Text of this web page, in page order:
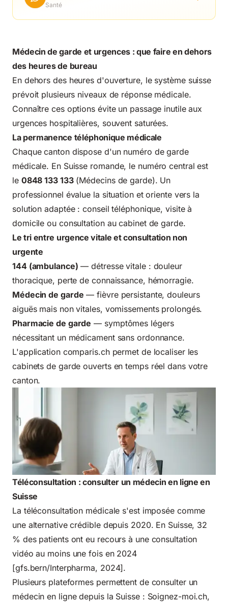
Santé
Médecin de garde et urgences : que faire en dehors
des heures de bureau
En dehors des heures d'ouverture, le système suisse
prévoit plusieurs niveaux de réponse médicale.
Connaître ces options évite un passage inutile aux
urgences hospitalières, souvent saturées.
La permanence téléphonique médicale
Chaque canton dispose d'un numéro de garde
médicale. En Suisse romande, le numéro central est
le 0848 133 133(Médecins de garde). Un
professionnel évalue la situation et oriente vers la
solution adaptée : conseil téléphonique, visite à
domicile ou consultation au cabinet de garde.
Le tri entre urgence vitale et consultation non
urgente
144 (ambulance) — détresse vitale : douleur
thoracique, perte de connaissance, hémorragie.
Médecin de garde — fièvre persistante, douleurs
aiguës mais non vitales, vomissements prolongés.
Pharmacie de garde — symptômes légers
nécessitant un médicament sans ordonnance.
L'application comparis.chpermet de localiser les
cabinets de garde ouverts en temps réel dans votre
canton.
Téléconsultation : consulter un médecin en ligne en
Suisse
La téléconsultation médicale s'est imposée comme
une alternative crédible depuis 2020. En Suisse, 32
% des patients ont eu recours à une consultation
vidéo au moins une fois en 2024
[gfs.bern/Interpharma, 2024].
Plusieurs plateformes permettent de consulter un
médecin en ligne depuis la Suisse : Soignez-moi.ch,